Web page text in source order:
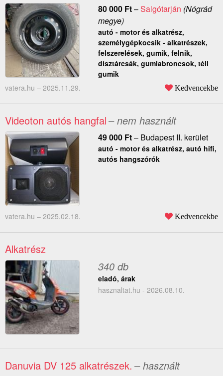
80 000 Ft–Salgótarján (Nógrád
megye)
autó - motor és alkatrész,
személygépkocsik - alkatrészek,
felszerelések, gumik, felnik,
dísztárcsák, gumiabroncsok, téli
gumik
vatera.hu – 2025.11.29. Kedvencekbe
Videoton autós hangfal– nem használt
49 000 Ft– Budapest II. kerület
autó - motor és alkatrész, autó hifi,
autós hangszórók
vatera.hu – 2025.02.18. Kedvencekbe
Alkatrész
340 db
eladó, árak
hasznaltat.hu - 2026.08.10.
Danuvia DV 125 alkatrészek. – használt